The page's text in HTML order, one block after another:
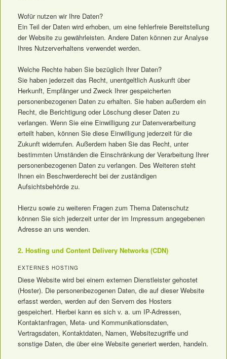
Wofür nutzen wir Ihre Daten?
Ein Teil der Daten wird erhoben, um eine fehlerfreie Bereitstellung
der Website zu gewährleisten. Andere Daten können zur Analyse
Ihres Nutzerverhaltens verwendet werden.
Welche Rechte haben Sie bezüglich Ihrer Daten?
Sie haben jederzeit das Recht, unentgeltlich Auskunft über
Herkunft, Empfänger und Zweck Ihrer gespeicherten
personenbezogenen Daten zu erhalten. Sie haben außerdem ein
Recht, die Berichtigung oder Löschung dieser Daten zu
verlangen. Wenn Sie eine Einwilligung zur Datenverarbeitung
erteilt haben, können Sie diese Einwilligung jederzeit für die
Zukunft widerrufen. Außerdem haben Sie das Recht, unter
bestimmten Umständen die Einschränkung der Verarbeitung Ihrer
personenbezogenen Daten zu verlangen. Des Weiteren steht
Ihnen ein Beschwerderecht bei der zuständigen
Aufsichtsbehörde zu.
Hierzu sowie zu weiteren Fragen zum Thema Datenschutz
können Sie sich jederzeit unter der im Impressum angegebenen
Adresse an uns wenden.
2. Hosting und Content Delivery Networks (CDN)
EXTERNES HOSTING
Diese Website wird bei einem externen Dienstleister gehostet
(Hoster). Die personenbezogenen Daten, die auf dieser Website
erfasst werden, werden auf den Servern des Hosters
gespeichert. Hierbei kann es sich v. a. um IP-Adressen,
Kontaktanfragen, Meta- und Kommunikationsdaten,
Vertragsdaten, Kontaktdaten, Namen, Websitezugriffe und
sonstige Daten, die über eine Website generiert werden, handeln.